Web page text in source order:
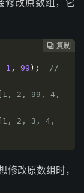
 复制
 复制
 复制
 复制
 复制
1 , 99 );
//
2, 99, 4,
2, 3, 4,
改原数组时，